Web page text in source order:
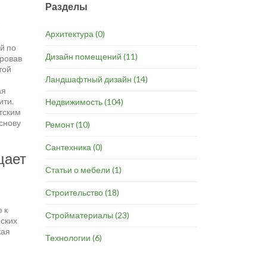
по
к
Разделы
Архитектура (0)
Дизайн помещений (11)
Ландшафтный дизайн (14)
Недвижимость(104)
Ремонт(10)
Сантехника (0)
Статьи о мебели (1)
Строительство(18)
Стройматериалы (23)
Технологии (6)